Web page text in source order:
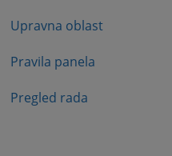
Upravna oblast
Pravila panela
Pregled rada